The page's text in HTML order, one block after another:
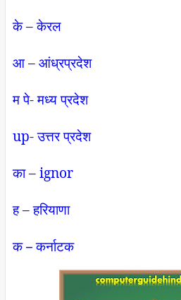
के – केरल
आ – आंध्रप्रदेश
म पे- मध्य प्रदेश
up- उत्तर प्रदेश
का – ignor
ह – हरियाणा
क – कर्नाटक